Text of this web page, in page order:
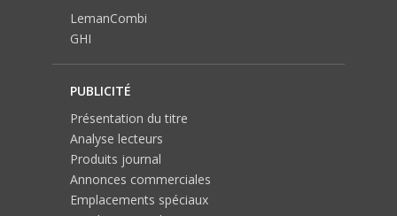
LemanCombi
GHI
PUBLICITÉ
Présentation du titre
Analyse lecteurs
Produits journal
Annonces commerciales
Emplacements spéciaux